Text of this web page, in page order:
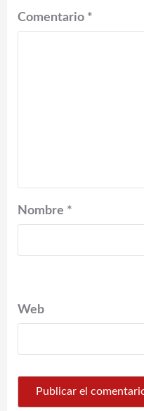
Comentario *
Nombre *
Web